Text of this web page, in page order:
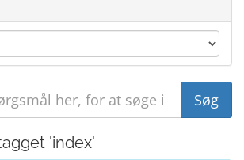
'index'